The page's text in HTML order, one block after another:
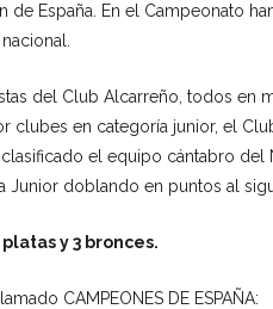
España. En el Campeonato
del Club Alcarreño, todos en
clubes en categoría junior, el
el equipo cántabro del
Junior doblando en puntos al
y 3 bronces.
CAMPEONES DE ESPAÑA: